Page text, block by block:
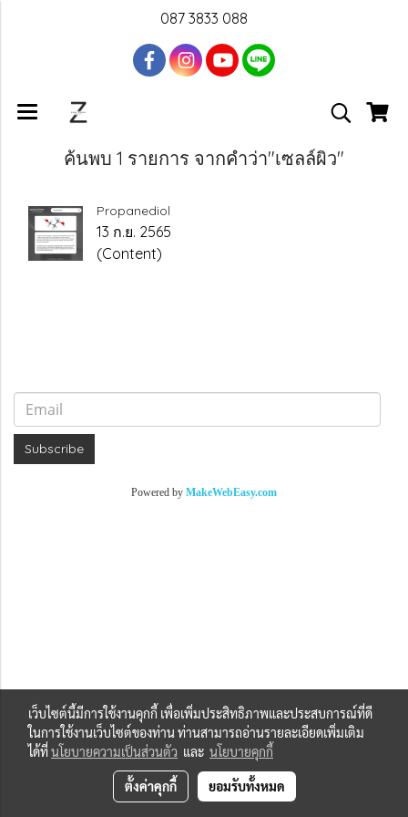
087 3833 088
ค้นพบ 1 รายการ จากคำว่า"เซลล์ผิว"
Propanediol
13 ก.ย. 2565
(Content)
Subscribe
Powered by MakeWebEasy.com
เว็บไซต์นี้มีการใช้งานคุกกี้ เพื่อเพิ่มประสิทธิภาพและประสบการณ์ที่ดี
ในการใช้งานเว็บไซต์ของท่าน ท่านสามารถอ่านรายละเอียดเพิ่มเติม
ได้ที่นโยบายความเป็นส่วนตัว และ นโยบายคุกกี้
ตั้งค่าคุกกี้ ยอมรับทั้งหมด